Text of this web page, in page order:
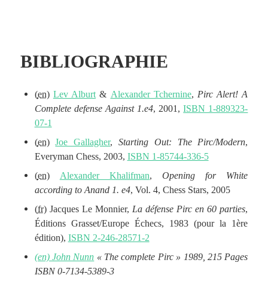
BIBLIOGRAPHIE
(en) Lev Alburt & Alexander Tchernine, Pirc Alert! A
Complete defense Against 1.e4, 2001,ISBN 1-889323-
07-1
(en)Joe Gallagher,Starting Out: The Pirc/Modern,
Everyman Chess, 2003, ISBN 1-85744-336-5
(en) Alexander Khalifman,Opening for White
according to Anand 1. e4, Vol. 4, Chess Stars, 2005
(fr) Jacques Le Monnier, La défense Pirc en 60 parties,
Éditions Grasset/Europe Échecs, 1983 (pour la 1ère
édition), ISBN 2-246-28571-2
(en) John Nunn « The complete Pirc » 1989, 215 Pages
ISBN 0-7134-5389-3